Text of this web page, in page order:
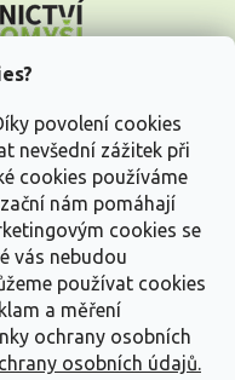
povolení cookies
nevšední zážitek při
cookies používáme
nám pomáhají
cookies se
vás nebudou
používat cookies
a měření
ochrany osobních
osobních údajů.